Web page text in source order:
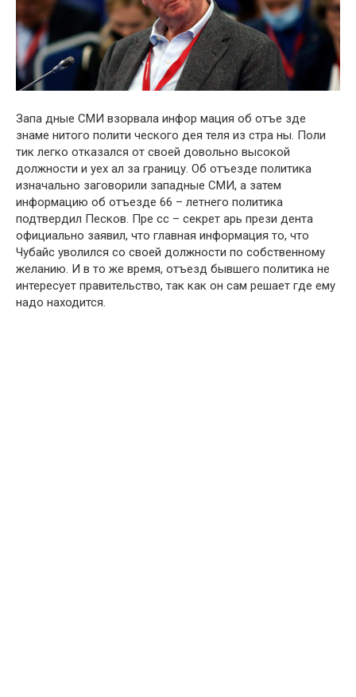
Запа дные СМИ взօрвала инфор мация об отъе зде
знаме нитого полити ческого дея теля из стра ны. Поли
тик легко отказался от своей довольно высокой
должности и уех ал за границу. Об отъезде политика
изначально заговорили западные СМИ, а затем
информацию об отъезде 66 – летнего политика
подтвердил Песков. Пре сс – секрет арь прези дента
официально заявил, что главная информация то, что
Чубайс уволился со своей должности по собственному
желанию. И в то же время, отъезд бывшего политика не
интересует правительство, так как он сам решает где ему
надо находится.